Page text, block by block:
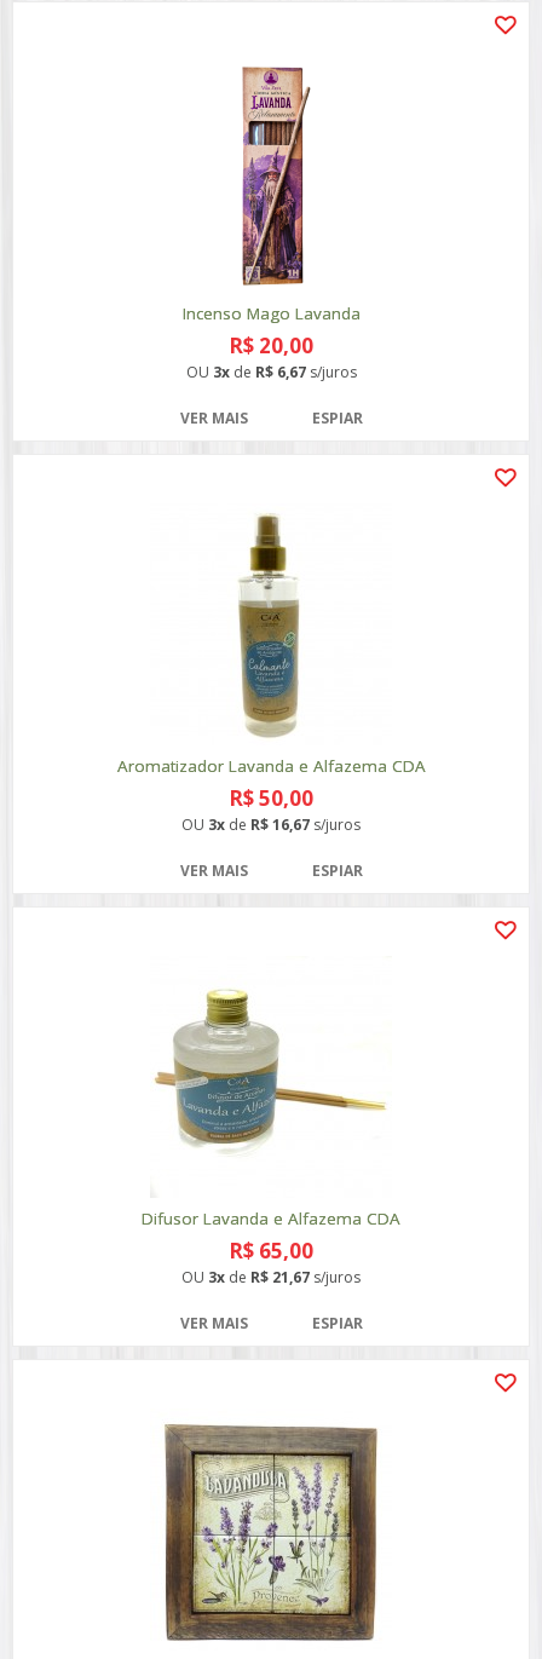
Incenso Mago Lavanda
R$ 20,00
OU 3xde R$ 6,67s/juros
VER MAIS ESPIAR
Aromatizador Lavanda e Alfazema CDA
R$ 50,00
OU 3x de R$ 16,67 s/juros
VER MAIS ESPIAR
Difusor Lavanda e Alfazema CDA
R$ 65,00
OU 3x de R$ 21,67 s/juros
VER MAIS ESPIAR